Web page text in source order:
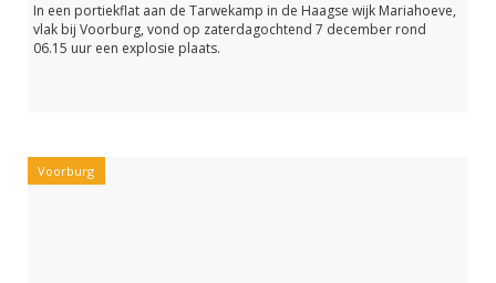
In een portiekflat aan de Tarwekamp in de Haagse wijk Mariahoeve,
vlak bij Voorburg, vond op zaterdagochtend 7 december rond
06.15 uur een explosie plaats.
Voorburg